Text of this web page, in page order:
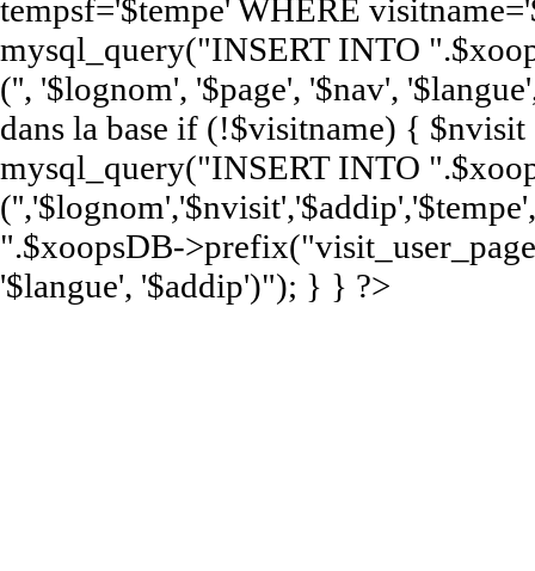
tempsf='$tempe' WHERE
mysql_query("INSERT INTO
('', '$lognom', '$page', '$nav',
dans la base if (!$visitname) { $nvisit
mysql_query("INSERT INTO
".$xoopsDB-
'$langue', '$addip')"); } } ?>